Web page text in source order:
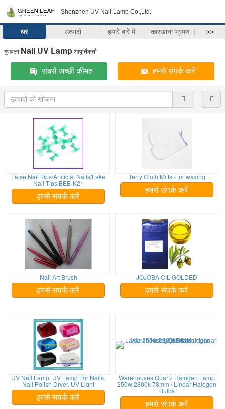
Shenzhen UV Nail Lamp Co.,Ltd.
घर उत्पादों हमारे बारे में कारखाना भ्रमण >>
गुणवत्ता Nail UV Lamp आपूर्तिकर्ता
सबसे अच्छी कीमत हमसे संपर्क करें
False Nail Tips/Artificial Nails/Fake
Nail Tips BEB-K21
हमसे संपर्क करें
Terry Cloth Mitts - for waxing
हमसे संपर्क करें
Nail Art Brush
हमसे संपर्क करें
JOJOBA OIL GOLDED
हमसे संपर्क करें
UV Nail Lamp, UV Lamp For Nails,
Nail Polish Dryer, UV Light
हमसे संपर्क करें
Warehouses Quartz Halogen Lamp
250w 2800k 78mm / Linear Halogen
Bulbs
हमसे संपर्क करें